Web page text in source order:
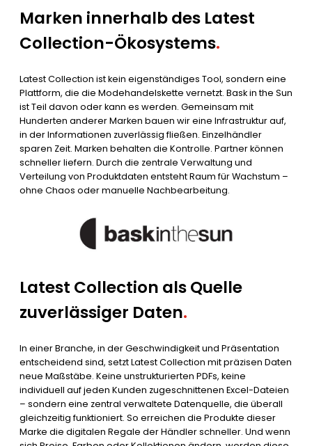
Marken innerhalb des Latest
Collection-Ökosystems.
Latest Collection ist kein eigenständiges Tool, sondern eine
Plattform, die die Modehandelskette vernetzt. Bask in the Sun
ist Teil davon oder kann es werden. Gemeinsam mit
Hunderten anderer Marken bauen wir eine Infrastruktur auf,
in der Informationen zuverlässig fließen. Einzelhändler
sparen Zeit. Marken behalten die Kontrolle. Partner können
schneller liefern. Durch die zentrale Verwaltung und
Verteilung von Produktdaten entsteht Raum für Wachstum –
ohne Chaos oder manuelle Nachbearbeitung.
Latest Collection als Quelle
zuverlässiger Daten.
In einer Branche, in der Geschwindigkeit und Präsentation
entscheidend sind, setzt Latest Collection mit präzisen Daten
neue Maßstäbe. Keine unstrukturierten PDFs, keine
individuell auf jeden Kunden zugeschnittenen Excel-Dateien
– sondern eine zentral verwaltete Datenquelle, die überall
gleichzeitig funktioniert. So erreichen die Produkte dieser
Marke die digitalen Regale der Händler schneller. Und wenn